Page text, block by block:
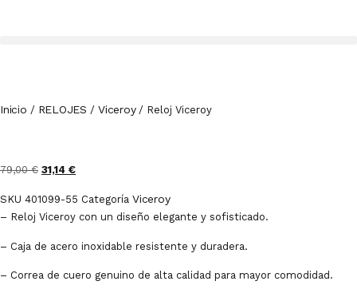
Inicio / RELOJES /Viceroy/ Reloj Viceroy
79,00€ 31,14 €
SKU 401099-55 Categoría Viceroy
– Reloj Viceroy con un diseño elegante y sofisticado.
– Caja de acero inoxidable resistente y duradera.
– Correa de cuero genuino de alta calidad para mayor comodidad.